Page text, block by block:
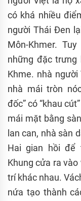
có khá nhiều
người Thái Đen
Môn-Khmer.
những đặc trưng
Khme. nhà
nhà mái tròn
đốc” có “khau
mái mặt bằng
lan can, nhà sàn
Hai gian hồi để
Khung cửa ra
trí khác nhau.
nứa tạo thành